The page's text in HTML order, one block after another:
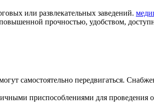
или развлекательных заведений.
прочностью, удобством,
самостоятельно передвигаться.
приспособлениями для проведения